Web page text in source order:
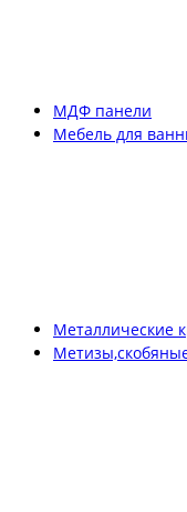
МДФ панели
Мебель для
Металлические